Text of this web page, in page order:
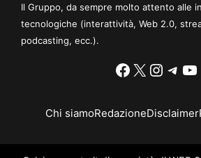
Il Gruppo, da sempre molto attento alle
tecnologiche (interattività, Web 2.0,
podcasting, ecc.).
Facebook
X
Chi siamoRedazioneDisclaimer